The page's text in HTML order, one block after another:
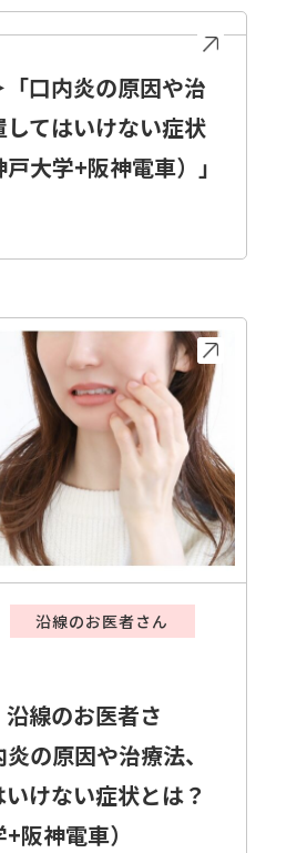
「口内炎の原因や治
てはいけない症状
大学+阪神電車）」
沿線のお医者さん
沿線のお医者さ
の原因や治療法、
けない症状とは？
+阪神電車）